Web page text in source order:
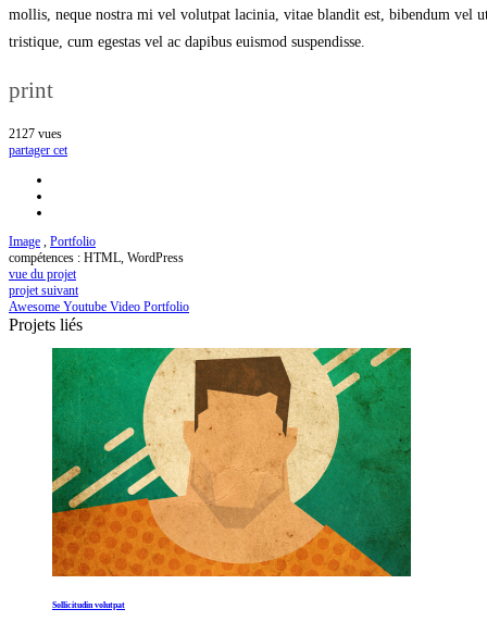
mollis, neque nostra mi vel volutpat lacinia, vitae blandit est, bibendum vel
tristique, cum egestas vel ac dapibus euismod suspendisse.
print
2127 vues
partager cet
Image
Portfolio
compétences : HTML, WordPress
vue du projet
projet suivant
Awesome Youtube Video Portfolio
Projets liés
Sollicitudin volutpat